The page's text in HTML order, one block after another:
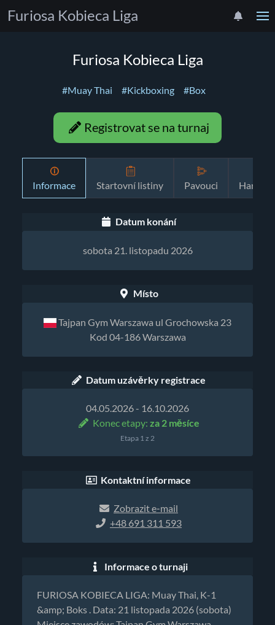
Furiosa Kobieca Liga
Furiosa Kobieca Liga
#Muay Thai #Kickboxing #Box
Registrovat se na turnaj
Informace Startovní listiny Pavouci
Datum konání
sobota 21. listopadu 2026
Místo
Tajpan Gym Warszawa ul Grochowska 23
Kod 04-186 Warszawa
Datum uzávěrky registrace
04.05.2026 - 16.10.2026
Konec etapy: za 2 měsíce
Etapa 1 z 2
Kontaktní informace
Zobrazit e‑mail
+48 691 311 593
Informace o turnaji
FURIOSA KOBIECA LIGA: Muay Thai, K-1
&amp; Boks . Data: 21 listopada 2026 (sobota)